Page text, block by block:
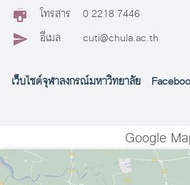
โทรสาร
0 2218 7446
อีเมล
cuti@chula.ac.th
เว็บไซต์จุฬาลงกรณ์มหาวิทยาลัย
Google